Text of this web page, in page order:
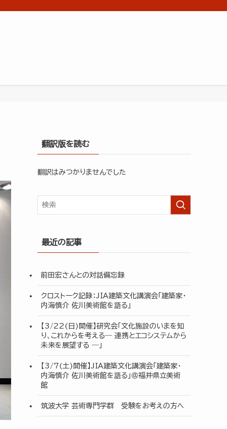
翻訳版を読む
翻訳はみつかりませんでした
最近の記事
前田宏さんとの対話備忘録
クロストーク記録：JIA建築文化講演会「建築家・
内海慎介 佐川美術館を語る」
【3/22(日)開催】研究会「文化施設のいまを知
り、これからを考える― 連携とエコシステムから
未来を展望する ―」
【3/7(土)開催】JIA建築文化講演会「建築家・
内海慎介 佐川美術館を語る」＠福井県立美術
館
筑波大学 芸術専門学群 受験をお考えの方へ